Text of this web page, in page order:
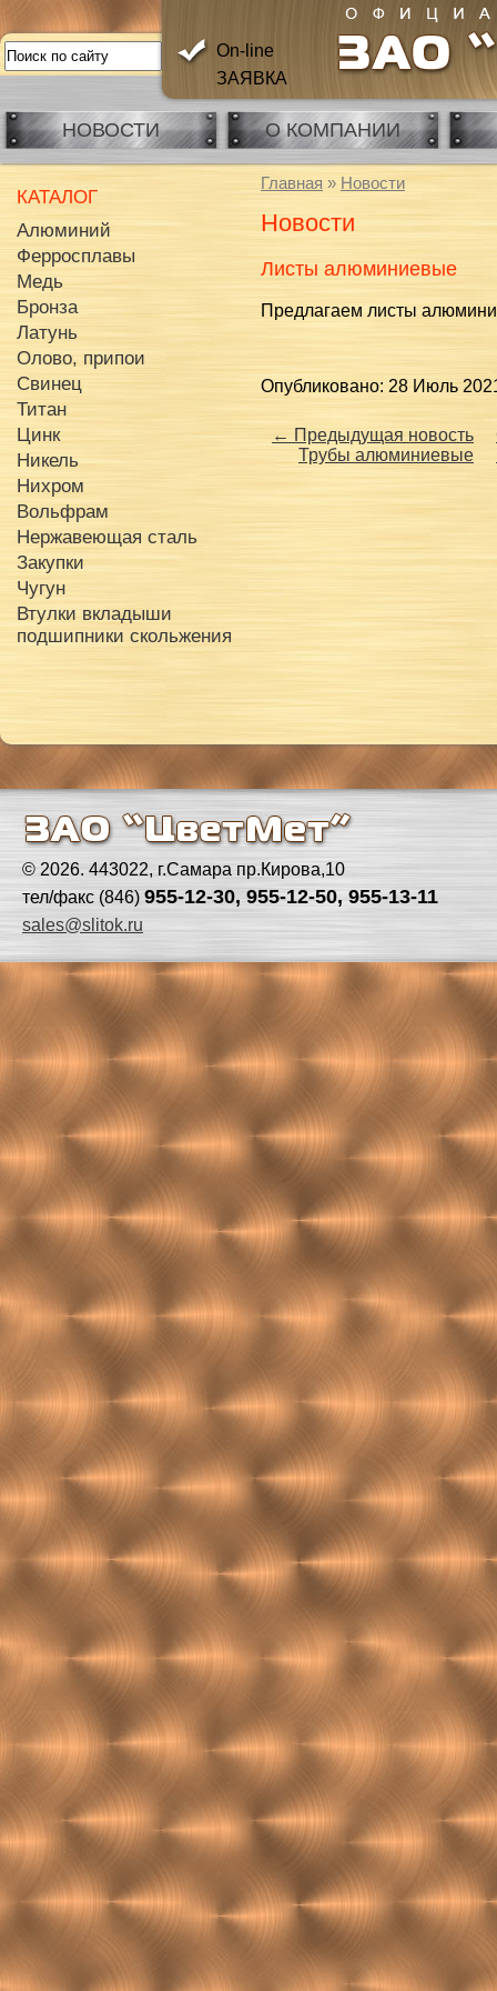
On-line
ЗАЯВКА
НОВОСТИ О КОМПАНИИ
Главная » Новости
Новости
Листы алюминиевые
Предлагаем листы
Опубликовано: 28 Июль
← Предыдущая новость
Трубы алюминиевые
КАТАЛОГ
Алюминий
Ферросплавы
Медь
Бронза
Латунь
Олово, припои
Свинец
Титан
Цинк
Никель
Нихром
Вольфрам
Нержавеющая сталь
Закупки
Чугун
Втулки вкладыши
подшипники скольжения
© 2026. 443022, г.Самара пр.Кирова,10
тел/факс (846) 955-12-30, 955-12-50, 955-13-11
sales@slitok.ru